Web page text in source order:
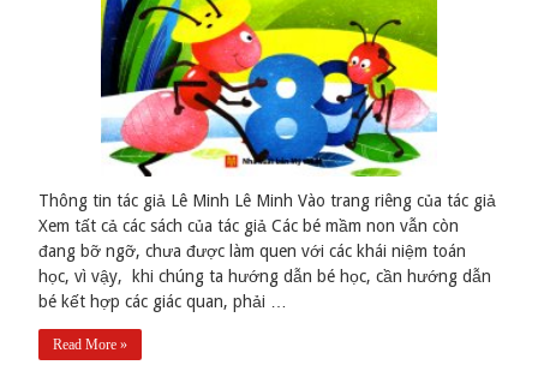
Thông tin tác giả Lê Minh Lê Minh Vào trang riêng của tác giả
Xem tất cả các sách của tác giả Các bé mầm non vẫn còn
đang bỡ ngỡ, chưa được làm quen với các khái niệm toán
học, vì vậy, khi chúng ta hướng dẫn bé học, cần hướng dẫn
bé kết hợp các giác quan, phải …
Read More »